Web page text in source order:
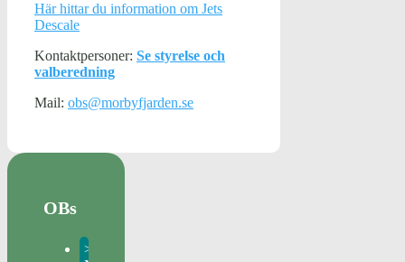
Här hittar du information om Jets
Descale
Kontaktpersoner: Se styrelse och
valberedning
Mail: obs@morbyfjarden.se
OBs
>